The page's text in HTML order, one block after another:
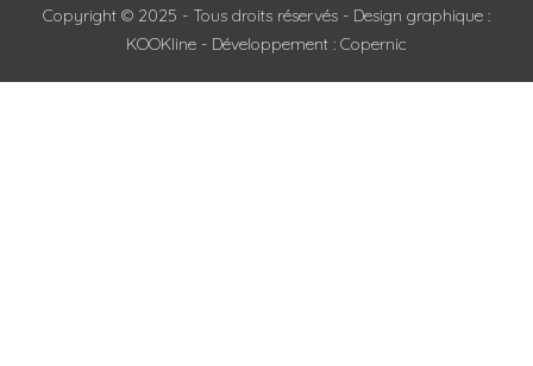
Copyright © 2025 - Tous droits réservés - Design graphique :
KOOKline - Développement : Copernic